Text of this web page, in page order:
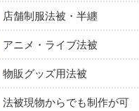
店舗制服法被・半纏
アニメ・ライブ法被
物販グッズ用法被
法被現物からでも制作が可